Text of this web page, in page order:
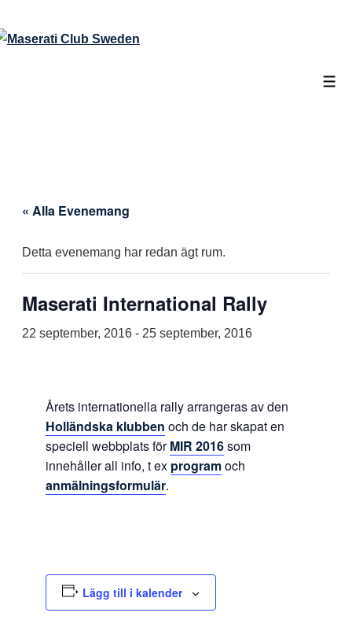
Hoppa
« Alla Evenemang
Detta evenemang har redan ägt rum.
Maserati International Rally
22 september, 2016 - 25 september, 2016
Årets internationella rally arrangeras av den
Holländska klubben och de har skapat en
speciell webbplats förMIR 2016som
innehåller all info, t ex programoch
anmälningsformulär.
Lägg till i kalender